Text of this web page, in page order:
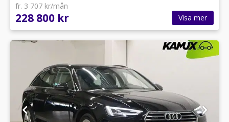
fr. 3 707 kr/mån
228 800 kr Visa mer